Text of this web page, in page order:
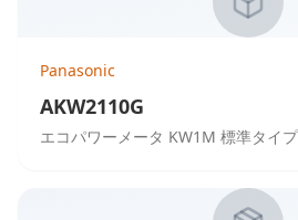
Panasonic
AKW2110G
エコパワーメータ KW1M 標準タイプ